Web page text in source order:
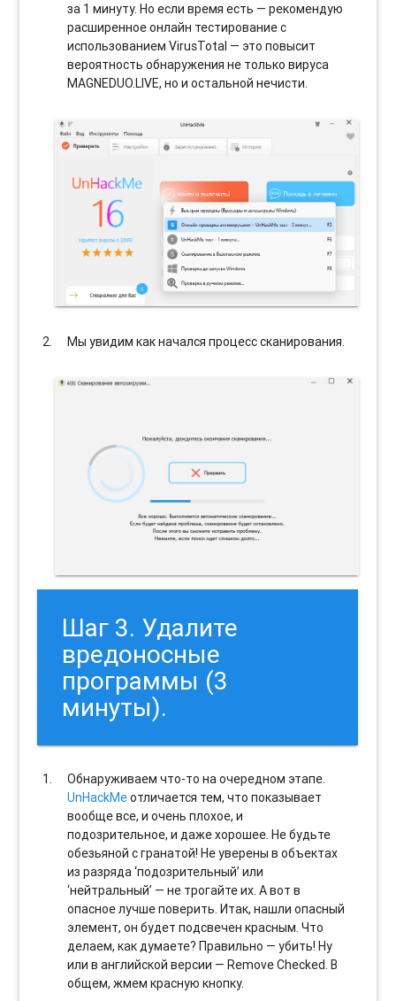
за 1 минуту. Но если время есть — рекомендую
расширенное онлайн тестирование с
использованием VirusTotal — это повысит
вероятность обнаружения не только вируса
MAGNEDUO.LIVE, но и остальной нечисти.
Мы увидим как начался процесс сканирования.
Шаг 3. Удалите
вредоносные
программы (3
минуты).
Обнаруживаем что-то на очередном этапе.
UnHackMeотличается тем, что показывает
вообще все, и очень плохое, и
подозрительное, и даже хорошее. Не будьте
обезьяной с гранатой! Не уверены в объектах
из разряда ‘подозрительный’ или
‘нейтральный’ — не трогайте их. А вот в
опасное лучше поверить. Итак, нашли опасный
элемент, он будет подсвечен красным. Что
делаем, как думаете? Правильно — убить! Ну
или в английской версии — Remove Checked. В
общем, жмем красную кнопку.